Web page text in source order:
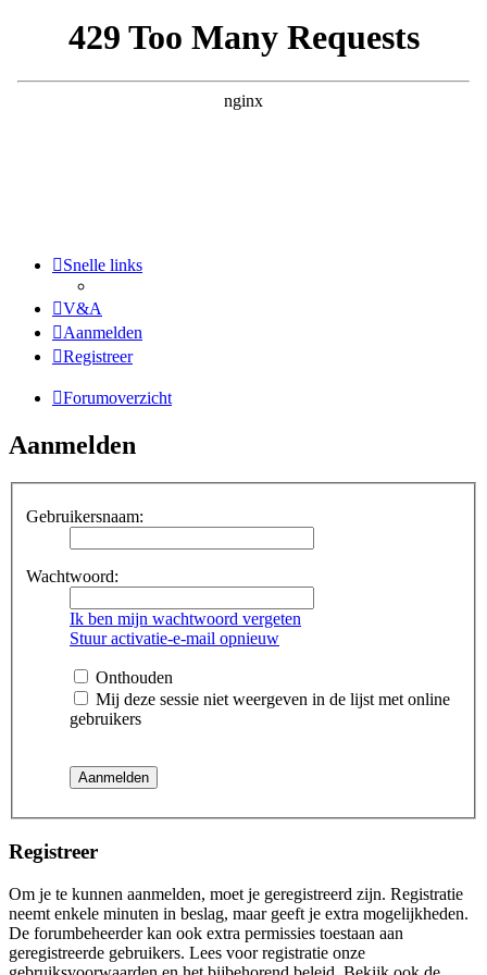
Snelle links
V&A
Aanmelden
Registreer
Forumoverzicht
Aanmelden
Gebruikersnaam:
Wachtwoord:
Ik ben mijn wachtwoord vergeten
Stuur activatie-e-mail opnieuw
Onthouden
Mij deze sessie niet weergeven in de lijst met online
gebruikers
Registreer
Om je te kunnen aanmelden, moet je geregistreerd zijn. Registratie
neemt enkele minuten in beslag, maar geeft je extra mogelijkheden.
De forumbeheerder kan ook extra permissies toestaan aan
geregistreerde gebruikers. Lees voor registratie onze